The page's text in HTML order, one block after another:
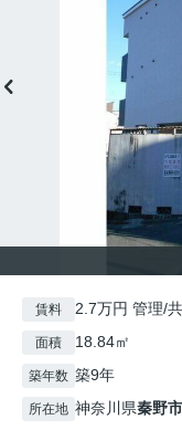
賃料 2.7万円 管理/
面積 18.84㎡
築年数 築9年
所在地 神奈川県秦野市